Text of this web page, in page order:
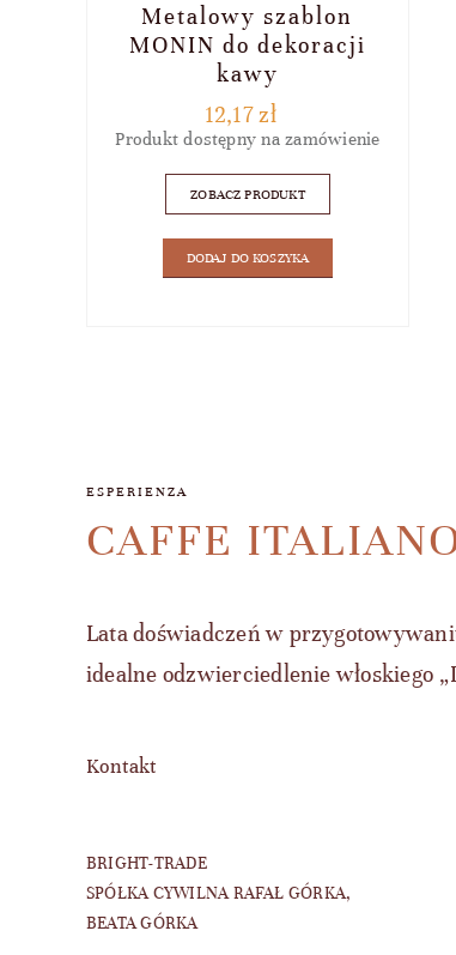
Metalowy szablon
MONIN do dekoracji
kawy
12,17zł
Produkt dostępny na zamówienie
ZOBACZ PRODUKT
DODAJ DO KOSZYKA
ESPERIENZA
CAFFE
Lata doświadczeń w
idealne odzwierciedlenie włoskiego
Kontakt
BRIGHT-TRADE
SPÓŁKA CYWILNA RAFAŁ GÓRKA,
BEATA GÓRKA